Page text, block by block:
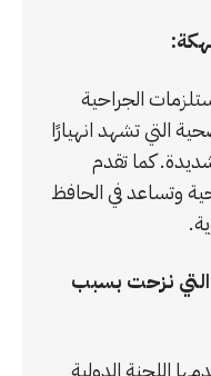
الجراحية
التي تشهد انهيارًا
كما تقدم
وتساعد في الحافظ
التي نزحت بسبب
اللجنة الدولية